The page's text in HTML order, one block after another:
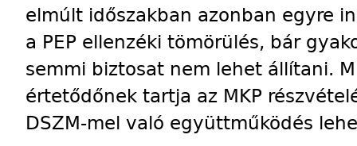
elmúlt időszakban azonban egyre
a PEP ellenzéki tömörülés, bár
semmi biztosat nem lehet állítani.
értetődőnek tartja az MKP
DSZM-mel való együttműködés